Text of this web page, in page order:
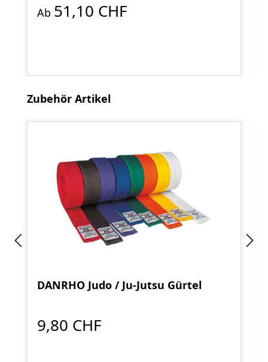
Ab 51,10 CHF
Produktgalerie überspringen
Zubehör Artikel
DANRHO Judo / Ju-Jutsu Gürtel
9,80 CHF